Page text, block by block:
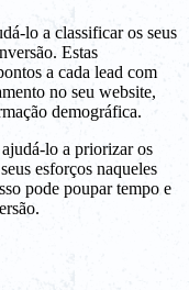
lo a classificar os seus
Estas
a cada lead com
no seu website,
demográfica.
lo a priorizar os
esforços naqueles
pode poupar tempo e